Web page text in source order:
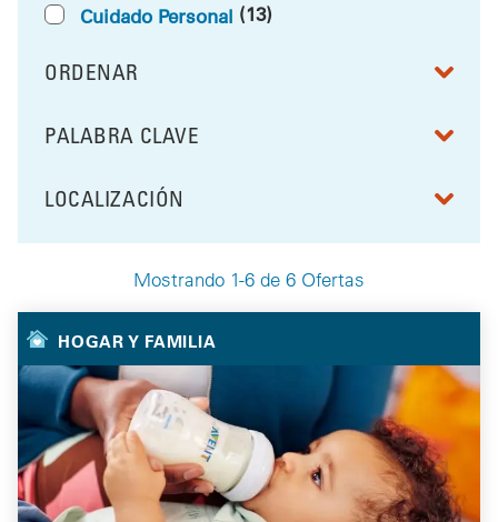
Mostrando 1-6 de 6 Ofertas
Cuidado Personal (13)
ORDENAR
RESULTS BY
FILTRAR POR
PALABRA CLAVE
FILTRAR POR
LOCALIZACIÓN
Your Selected Deals
HOGAR Y FAMILIA